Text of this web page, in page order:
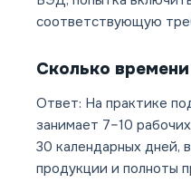
соответствующую
Сколько
Ответ: На практике
занимает 7–10
30 календарных дней,
продукции и полноты